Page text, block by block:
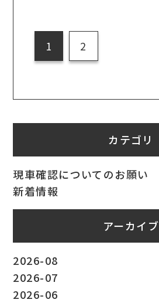
1 2
カテゴリ
現車確認についてのお願い
新着情報
アーカイブ
2026-08
2026-07
2026-06